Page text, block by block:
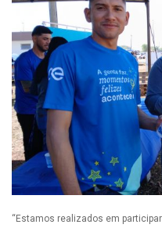
“Estamos realizados em